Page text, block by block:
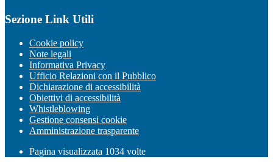
Sezione Link Utili
Cookie policy
Note legali
Informativa Privacy
Ufficio Relazioni con il Pubblico
Dichiarazione di accessibilità
Obiettivi di accessibilità
Whistleblowing
Gestione consensi cookie
Amministrazione trasparente
Pagina visualizzata 1034 volte